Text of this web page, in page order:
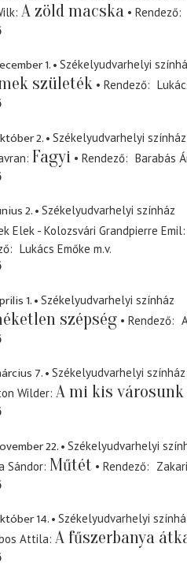
A zöld macska Rendező
1. Székelyudvarhelyi
születék Rendező
2.
Székelyudvarhelyi színház
Fagyi Rendező
Barabás
2.
Székelyudvarhelyi színház
Elek - Kolozsvári Grandpierre Emil
Lukács Emőke m.v.
1. Székelyudvarhelyi színház
szépség Rendező
7.
Székelyudvarhelyi színház
Wilder A mi kis városunk
22.
Székelyudvarhelyi
Sándor Műtét Rendező
14.
Székelyudvarhelyi
Attila A fűszerbanya